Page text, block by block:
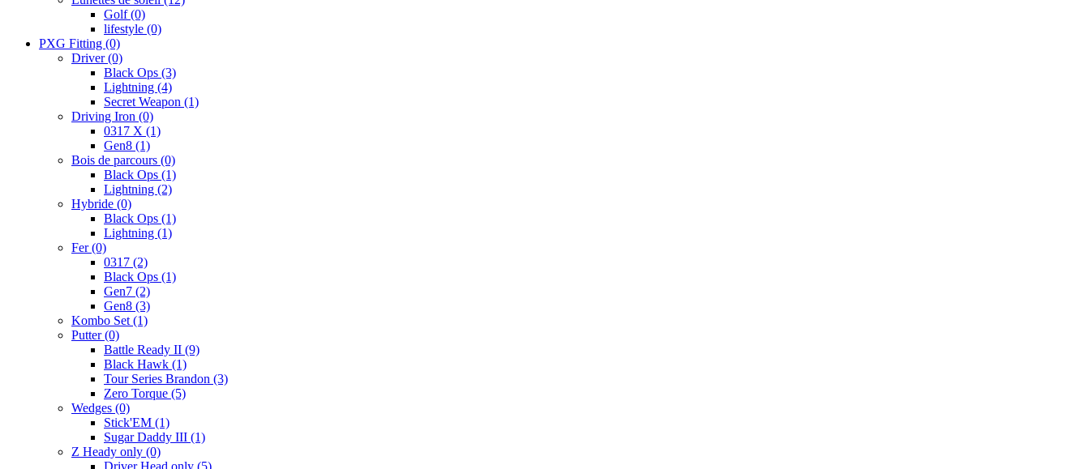
Golf(0)
lifestyle (0)
PXG Fitting (0)
Driver(0)
Black Ops (3)
Lightning (4)
Secret Weapon (1)
Driving Iron (0)
0317 X (1)
Gen8 (1)
Bois de parcours (0)
Black Ops (1)
Lightning (2)
Hybride (0)
Black Ops (1)
Lightning (1)
Fer(0)
0317 (2)
Black Ops (1)
Gen7 (2)
Gen8 (3)
Kombo Set (1)
Putter(0)
Battle Ready II (9)
Black Hawk (1)
Tour Series Brandon (3)
Zero Torque (5)
Wedges (0)
Stick'EM (1)
Sugar Daddy III (1)
Z Heady only (0)
Driver Head only (5)